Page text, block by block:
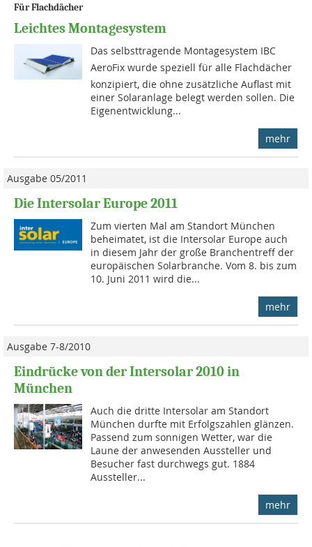
Für Flachdächer
Leichtes Montagesystem
Das selbsttragende Montagesystem IBC
AeroFix wurde speziell für alle Flachdächer
konzipiert, die ohne zusätzliche Auflast mit
einer Solaranlage belegt werden sollen. Die
Eigen­ent­wicklung...
mehr
Ausgabe 05/2011
Die Intersolar Europe 2011
Zum vierten Mal am Standort München
beheimatet, ist die Intersolar Europe auch
in diesem Jahr der große Branchentreff der
europäischen Solarbranche. Vom 8. bis zum
10. Juni 2011 wird die...
mehr
Ausgabe 7-8/2010
Eindrücke von der Intersolar 2010 in
München
Auch die dritte Intersolar am Standort
München durfte mit Erfolgszahlen glänzen.
Passend zum sonnigen Wetter, war die
Laune der anwesenden Aussteller und
Besucher fast durchwegs gut. 1884
Aussteller...
mehr